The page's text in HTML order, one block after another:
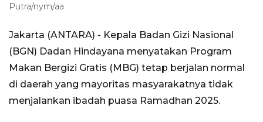
Putra/nym/aa.
Jakarta (ANTARA) - Kepala Badan Gizi Nasional
(BGN) Dadan Hindayana menyatakan Program
Makan Bergizi Gratis (MBG) tetap berjalan normal
di daerah yang mayoritas masyarakatnya tidak
menjalankan ibadah puasa Ramadhan 2025.